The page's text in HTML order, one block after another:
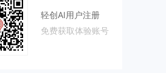
轻创AI用户注册
免费获取体验账号